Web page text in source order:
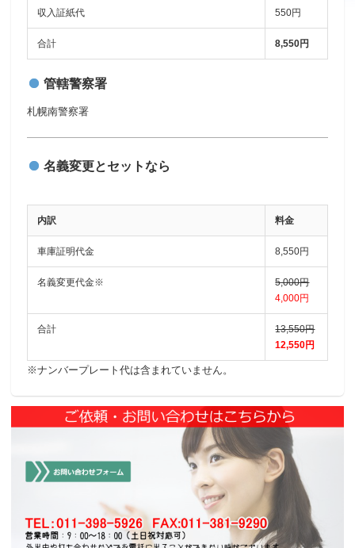
収入証紙代 550円
合計 8,550円
管轄警察署
札幌南警察署
名義変更とセットなら
内訳 料金
車庫証明代金 8,550円
名義変更代金※
5,000円
4,000円
合計
13,550円
12,550円
※ナンバープレート代は含まれていません。